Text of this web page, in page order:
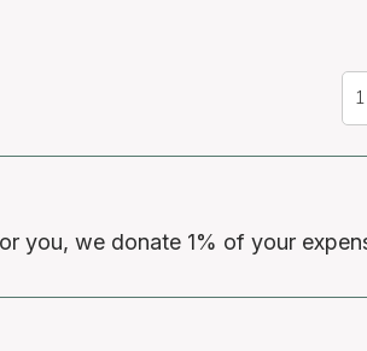
you, we donate 1% of your